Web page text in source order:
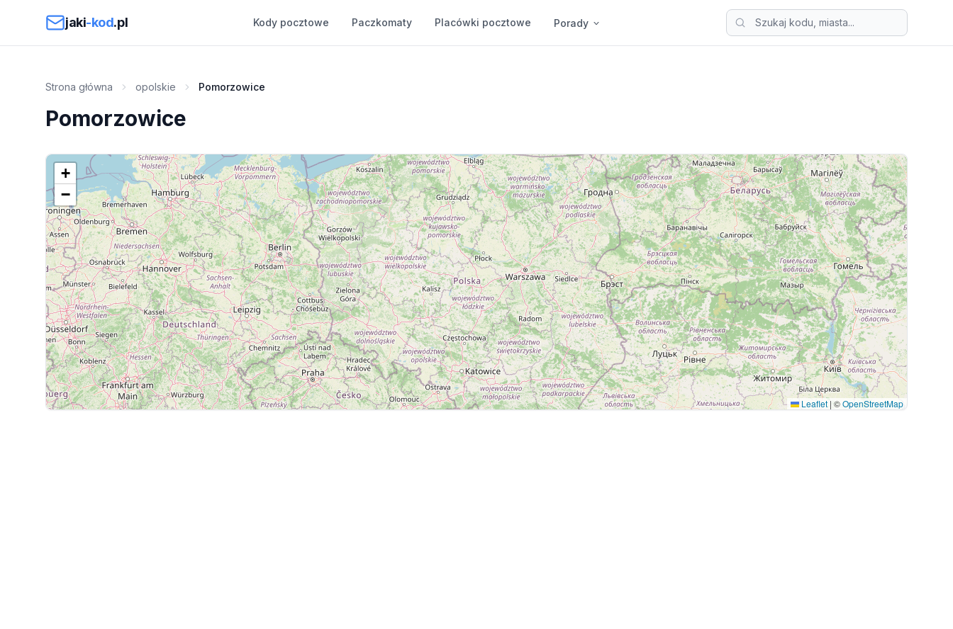
jaki-kod.pl Kody pocztowe Paczkomaty Placówki pocztowe Porady
Strona główna opolskie Pomorzowice
Pomorzowice
+
−
Leaflet | ©OpenStreetMap